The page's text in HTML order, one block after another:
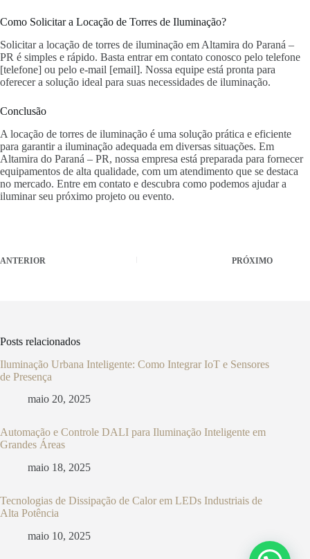
Como Solicitar a Locação de Torres de Iluminação?
Solicitar a locação de torres de iluminação em Altamira do Paraná –
PR é simples e rápido. Basta entrar em contato conosco pelo telefone
[telefone] ou pelo e-mail [email]. Nossa equipe está pronta para
oferecer a solução ideal para suas necessidades de iluminação.
Conclusão
A locação de torres de iluminação é uma solução prática e eficiente
para garantir a iluminação adequada em diversas situações. Em
Altamira do Paraná – PR, nossa empresa está preparada para fornecer
equipamentos de alta qualidade, com um atendimento que se destaca
no mercado. Entre em contato e descubra como podemos ajudar a
iluminar seu próximo projeto ou evento.
ANTERIOR PRÓXIMO
Posts relacionados
Iluminação Urbana Inteligente: Como Integrar IoT e Sensores
de Presença
maio 20, 2025
Automação e Controle DALI para Iluminação Inteligente em
Grandes Áreas
maio 18, 2025
Tecnologias de Dissipação de Calor em LEDs Industriais de
Alta Potência
maio 10, 2025